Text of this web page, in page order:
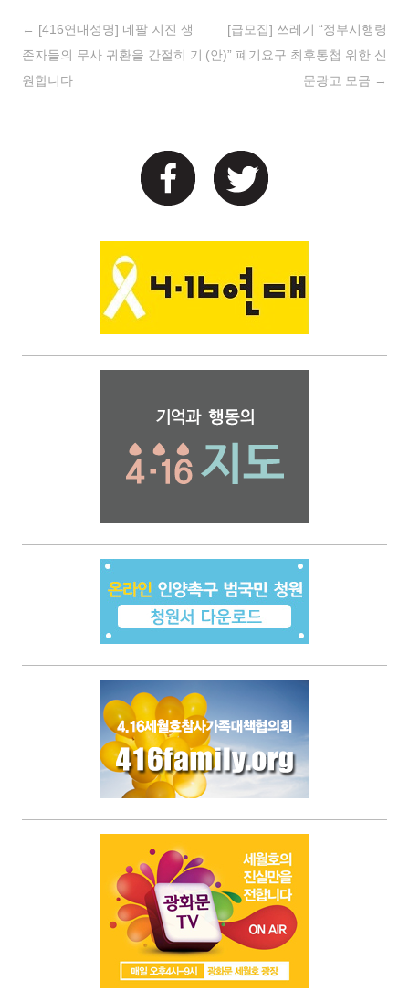
Post navigation
← [416연대성명] 네팔 지진 생
존자들의 무사 귀환을 간절히 기
원합니다
[급모집] 쓰레기 “정부시행령
(안)” 폐기요구 최후통첩 위한 신
문광고 모금 →